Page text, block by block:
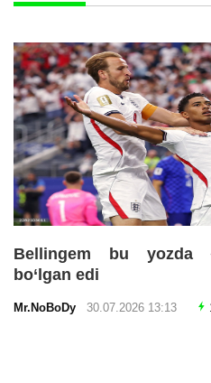
Bellingem bu yozda
bo‘lgan edi
Mr.NoBoDy 30.07.2026 13:13